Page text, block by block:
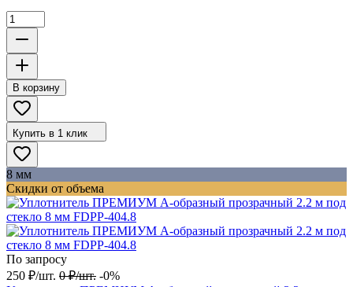
В корзину
Купить в 1 клик
8 мм
Скидки от объема
По запросу
250 ₽/шт. 0 ₽/шт. -0%